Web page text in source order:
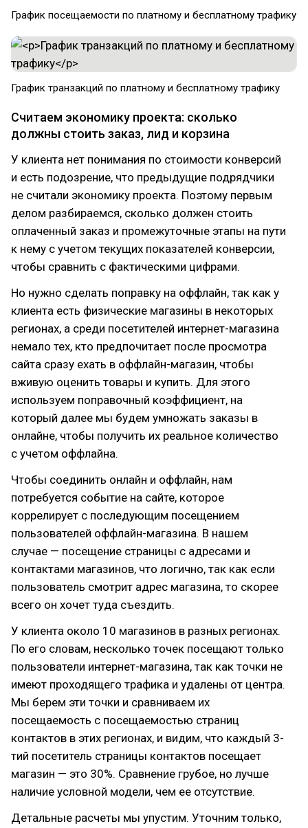
График посещаемости по платному и бесплатному трафику
График транзакций по платному и бесплатному трафику
Считаем экономику проекта: сколько
должны стоить заказ, лид и корзина
У клиента нет понимания по стоимости конверсий
и есть подозрение, что предыдущие подрядчики
не считали экономику проекта. Поэтому первым
делом разбираемся, сколько должен стоить
оплаченный заказ и промежуточные этапы на пути
к нему с учетом текущих показателей конверсии,
чтобы сравнить с фактическими цифрами.
Но нужно сделать поправку на оффлайн, так как у
клиента есть физические магазины в некоторых
регионах, а среди посетителей интернет-магазина
немало тех, кто предпочитает после просмотра
сайта сразу ехать в оффлайн-магазин, чтобы
вживую оценить товары и купить. Для этого
используем поправочный коэффициент, на
который далее мы будем умножать заказы в
онлайне, чтобы получить их реальное количество
с учетом оффлайна.
Чтобы соединить онлайн и оффлайн, нам
потребуется событие на сайте, которое
коррелирует с последующим посещением
пользователей оффлайн-магазина. В нашем
случае — посещение страницы с адресами и
контактами магазинов, что логично, так как если
пользователь смотрит адрес магазина, то скорее
всего он хочет туда съездить.
У клиента около 10 магазинов в разных регионах.
По его словам, несколько точек посещают только
пользователи интернет-магазина, так как точки не
имеют проходящего трафика и удалены от центра.
Мы берем эти точки и сравниваем их
посещаемость с посещаемостью страниц
контактов в этих регионах, и видим, что каждый 3-
тий посетитель страницы контактов посещает
магазин — это 30%. Сравнение грубое, но лучше
наличие условной модели, чем ее отсутствие.
Детальные расчеты мы упустим. Уточним только,